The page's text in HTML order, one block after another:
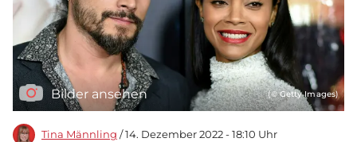
Bilder ansehen (© Getty Images)
Tina Männling / 14. Dezember 2022 - 18:10 Uhr